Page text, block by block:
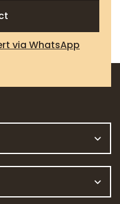
via WhatsApp